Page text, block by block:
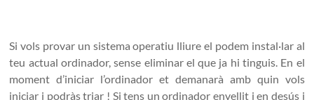
Si vols provar un sistema operatiu lliure el podem instal·lar al
teu actual ordinador, sense eliminar el que ja hi tinguis. En el
moment d’iniciar l’ordinador et demanarà amb quin vols
iniciar i podràs triar ! Si tens un ordinador envellit i en desús i